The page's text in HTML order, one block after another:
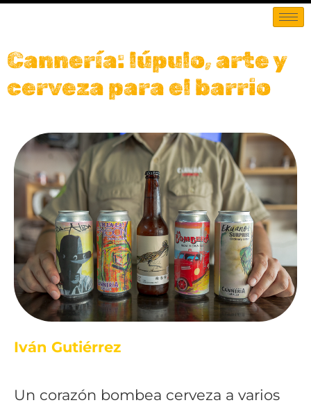
Cannería: lúpulo, arte y
cerveza para el barrio
Iván Gutiérrez
Un corazón bombea cerveza a varios